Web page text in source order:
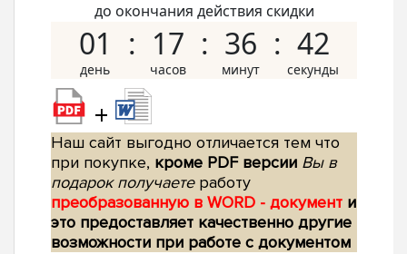
до окончания действия скидки
01 17 36 41
+
Наш сайт выгодно отличается тем что
при покупке, кроме PDF версии Вы в
подарок получаетеработу
преобразованную в WORD - документ и
это предоставляет качественно другие
возможности при работе с документом